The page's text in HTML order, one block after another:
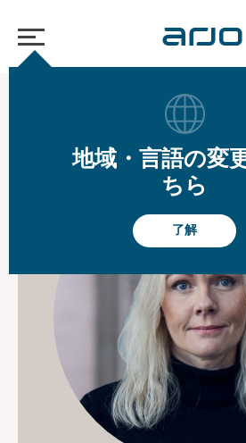
地域・言語の変
ちら
了解
/ Madelene